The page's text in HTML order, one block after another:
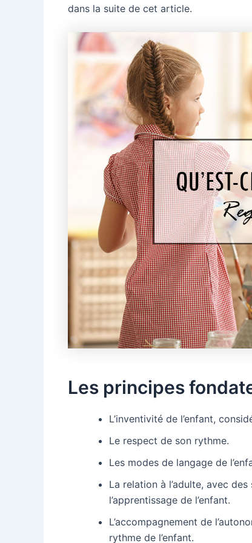
dans la suite de cet article.
Les principes
L’inventivité de l’enfant,
Le respect de son rythme.
Les modes de langage de
La relation à l’adulte, avec
l’apprentissage de l’enfant.
L’accompagnement de
rythme de l’enfant.